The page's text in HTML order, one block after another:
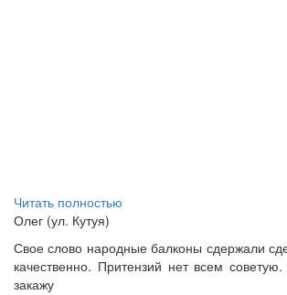
Читать полностью
Олег (ул. Кутуя)
Свое слово народные балконы сдержали
качественно. Притензий нет всем
закажу